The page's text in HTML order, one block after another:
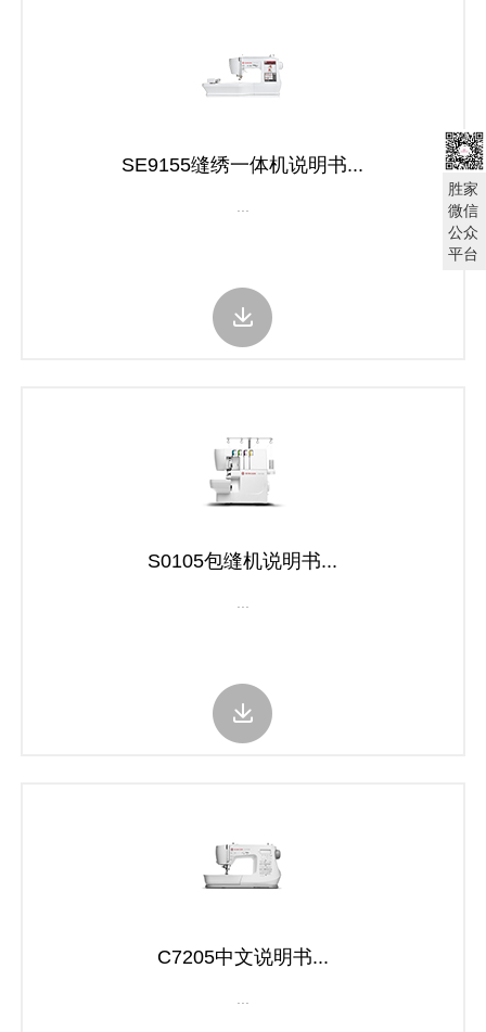
SE9155缝绣一体机说明书...
S0105包缝机说明书...
...
C7205中文说明书...
...
胜家
微信
公众
平台